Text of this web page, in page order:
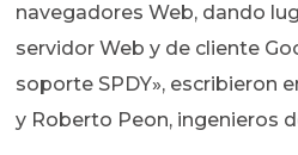
navegadores Web, dando
servidor Web y de cliente
soporte SPDY», escribieron
y Roberto Peon, ingenieros